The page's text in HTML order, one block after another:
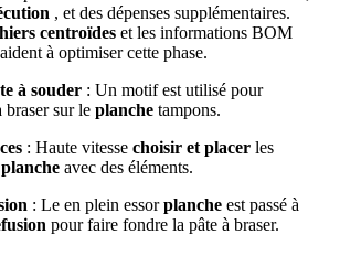
, et des dépenses supplémentaires.
centroïdes et les informations BOM
à optimiser cette phase.
à souder : Un motif est utilisé pour
braser sur le planche tampons.
: Haute vitesse choisir et placer les
planche avec des éléments.
: Le en plein essorplanche est passé à
pour faire fondre la pâte à braser.